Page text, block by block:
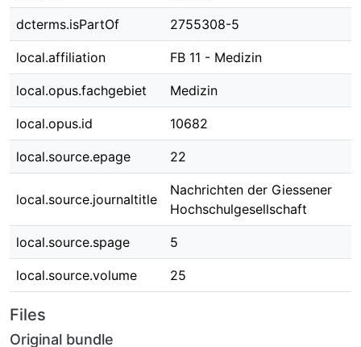
dcterms.isPartOf 2755308-5
local.affiliation FB 11 - Medizin
local.opus.fachgebiet Medizin
local.opus.id 10682
local.source.epage 22
local.source.journaltitle
Nachrichten der Giessener
Hochschulgesellschaft
local.source.spage 5
local.source.volume 25
Files
Original bundle